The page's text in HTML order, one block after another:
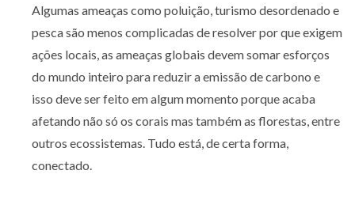
Algumas ameaças como poluição, turismo desordenado e
pesca são menos complicadas de resolver por que exigem
ações locais, as ameaças globais devem somar esforços
do mundo inteiro para reduzir a emissão de carbono e
isso deve ser feito em algum momento porque acaba
afetando não só os corais mas também as florestas, entre
outros ecossistemas. Tudo está, de certa forma,
conectado.